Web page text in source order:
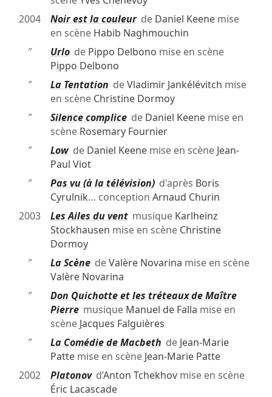
2004
Noir est la couleurde Daniel Keenemise
en scène Habib Naghmouchin
″
Urlode Pippo Delbono mise en scène
Pippo Delbono
″
La Tentation deVladimir Jankélévitch mise
en scène Christine Dormoy
″
Silence complicede Daniel Keenemise en
scène Rosemary Fournier
″
Lowde Daniel Keenemise en scène Jean-
Paul Viot
″
Pas vu (à la télévision)d'après Boris
Cyrulnik… conception Arnaud Churin
2003
Les Ailes du ventmusique Karlheinz
Stockhausen mise en scène Christine
Dormoy
″
La ScènedeValère Novarina mise en scène
Valère Novarina
″
Don Quichotte et les tréteaux de Maître
Pierremusique Manuel de Falla mise en
scène Jacques Falguières
″
La Comédie de Macbeth de Jean-Marie
Pattemise en scène Jean-Marie Patte
2002
Platonovd’Anton Tchekhovmise en scène
Éric Lacascade